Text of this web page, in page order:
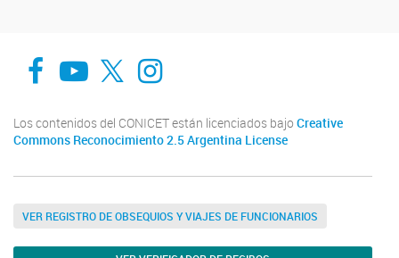
Facebook
You TubeTwitterInstagram
Los contenidos del CONICET están licenciados bajo Creative
Commons Reconocimiento 2.5 Argentina License
VER REGISTRO DE OBSEQUIOS Y VIAJES DE FUNCIONARIOS